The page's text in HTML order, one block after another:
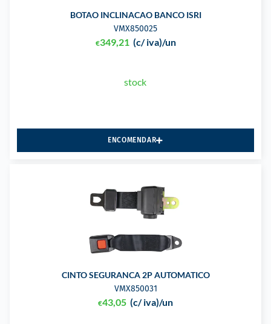
BOTAO INCLINACAO BANCO ISRI
VMX850025
€349,21 (c/ iva)/un
stock
ENCOMENDAR
CINTO SEGURANCA 2P AUTOMATICO
VMX850031
€43,05 (c/ iva)/un